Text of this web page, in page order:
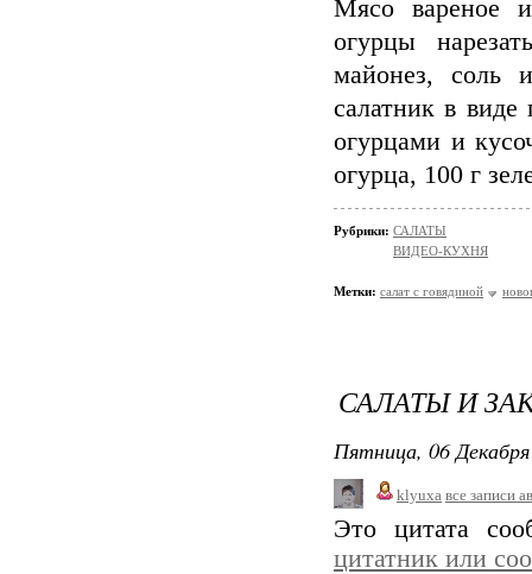
Мясо вареное
огурцы
майонез, соль
салатник в виде
огурцами и
огурца, 100 г
Рубрики: САЛАТЫ
ВИДЕО-КУХНЯ
Метки: салат с говядиной
САЛАТЫ И
Пятница, 06
klyuxa все записи
Это цитата
цитатник или